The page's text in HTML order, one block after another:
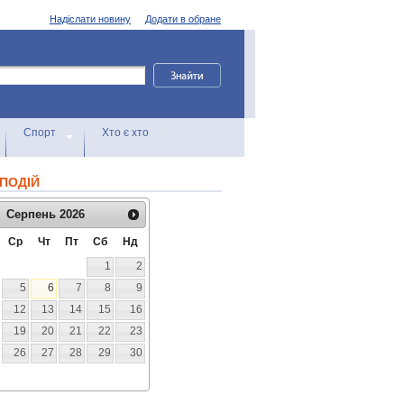
Додати в обране
Надіслати новину
Спорт Хто є хто
Серпень 2026
Ср Чт Пт Сб
Нд
1
2
5 6 7 8
9
12 13 14 15
16
19 20 21 22
23
26 27 28 29
30